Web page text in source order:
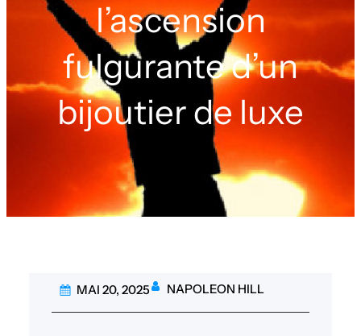
l’ascension
fulgurante d’un
bijoutier de luxe
MAI 20, 2025 NAPOLEON HILL